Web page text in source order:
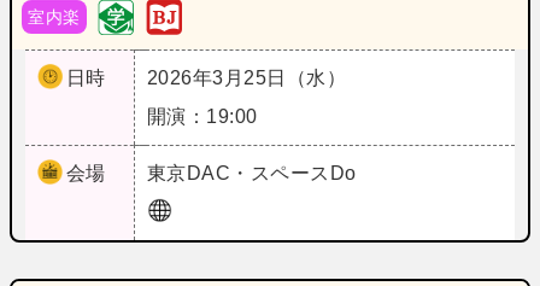
室内楽
日時
2026年3月25日（水）
開演：19:00
会場 東京DAC・スペースDo